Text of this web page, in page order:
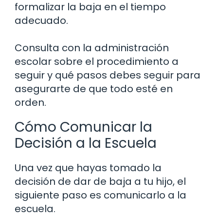
formalizar la baja en el tiempo
adecuado.
Consulta con la administración
escolar sobre el procedimiento a
seguir y qué pasos debes seguir para
asegurarte de que todo esté en
orden.
Cómo Comunicar la
Decisión a la Escuela
Una vez que hayas tomado la
decisión de dar de baja a tu hijo, el
siguiente paso es comunicarlo a la
escuela.